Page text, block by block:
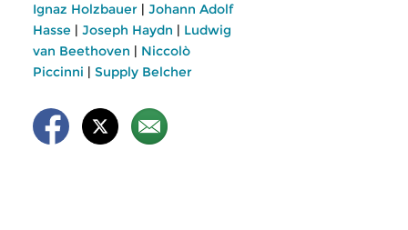
Ignaz Holzbauer | Johann Adolf
Hasse | Joseph Haydn | Ludwig
van Beethoven | Niccolò
Piccinni | Supply Belcher